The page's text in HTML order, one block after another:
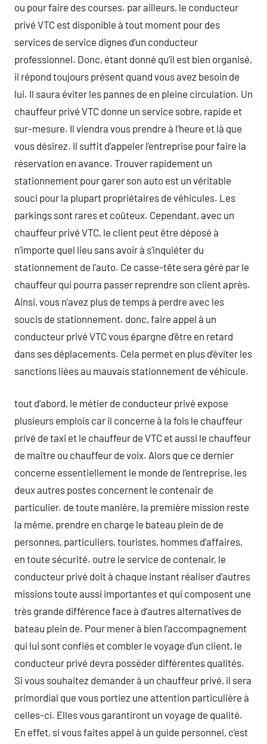
ou pour faire des courses. par ailleurs, le conducteur
privé VTC est disponible à tout moment pour des
services de service dignes d’un conducteur
professionnel. Donc, étant donné qu’il est bien organisé,
il répond toujours présent quand vous avez besoin de
lui. Il saura éviter les pannes de en pleine circulation. Un
chauffeur privé VTC donne un service sobre, rapide et
sur-mesure. Il viendra vous prendre à l’heure et là que
vous désirez. Il suffit d’appeler l’entreprise pour faire la
réservation en avance. Trouver rapidement un
stationnement pour garer son auto est un véritable
souci pour la plupart propriétaires de véhicules. Les
parkings sont rares et coûteux. Cependant, avec un
chauffeur privé VTC, le client peut être déposé à
n’importe quel lieu sans avoir à s’inquiéter du
stationnement de l’auto. Ce casse-tête sera géré par le
chauffeur qui pourra passer reprendre son client après.
Ainsi, vous n’avez plus de temps à perdre avec les
soucis de stationnement. donc, faire appel à un
conducteur privé VTC vous épargne d’être en retard
dans ses déplacements. Cela permet en plus d’éviter les
sanctions liées au mauvais stationnement de véhicule.
tout d’abord, le métier de conducteur privé expose
plusieurs emplois car il concerne à la fois le chauffeur
privé de taxi et le chauffeur de VTC et aussi le chauffeur
de maître ou chauffeur de voix. Alors que ce dernier
concerne essentiellement le monde de l’entreprise, les
deux autres postes concernent le contenair de
particulier. de toute manière, la première mission reste
la même, prendre en charge le bateau plein de de
personnes, particuliers, touristes, hommes d’affaires,
en toute sécurité. outre le service de contenair, le
conducteur privé doit à chaque instant réaliser d’autres
missions toute aussi importantes et qui composent une
très grande différence face à d’autres alternatives de
bateau plein de. Pour mener à bien l’accompagnement
qui lui sont confiés et combler le voyage d’un client, le
conducteur privé devra posséder différentes qualités.
Si vous souhaitez demander à un chauffeur privé, il sera
primordial que vous portiez une attention particulière à
celles-ci. Elles vous garantiront un voyage de qualité.
En effet, si vous faites appel à un guide personnel, c’est